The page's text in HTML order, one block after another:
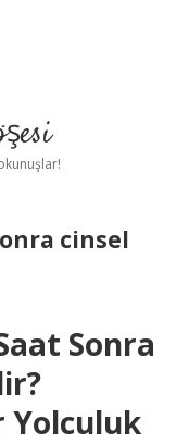
cinsel
Sonra
Yolculuk